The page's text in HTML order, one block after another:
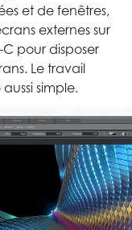
et de fenêtres,
externes sur
pour disposer
Le travail
simple.